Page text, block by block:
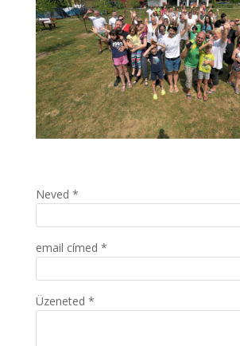
Neved *
email címed *
Üzeneted *